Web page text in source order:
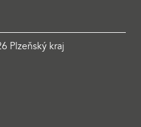
Plzeňský kraj